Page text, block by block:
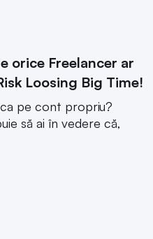
orice Freelancer ar
Loosing Big Time!
pe cont propriu?
să ai în vedere că,